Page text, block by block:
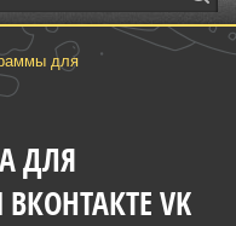
для
ДЛЯ
VK